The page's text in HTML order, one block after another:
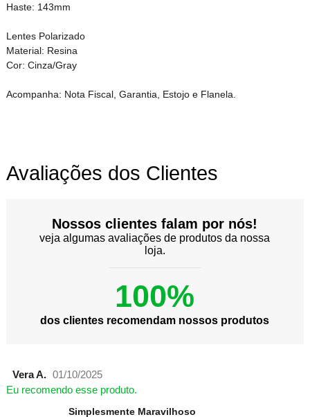
Haste: 143mm
Lentes Polarizado
Material: Resina
Cor: Cinza/Gray
Acompanha: Nota Fiscal, Garantia, Estojo e Flanela.
Avaliações dos Clientes
Nossos clientes falam por nós!
veja algumas avaliações de produtos da nossa
loja.
100%
dos clientes recomendam nossos produtos
Vera A. 01/10/2025
Eu recomendo esse produto.
Simplesmente Maravilhoso